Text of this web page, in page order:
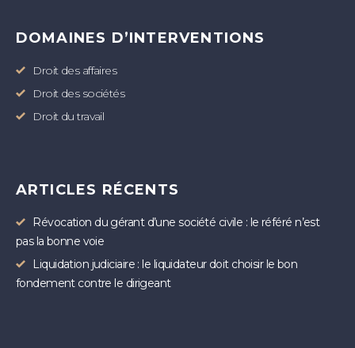
DOMAINES D’INTERVENTIONS
Droit des affaires
Droit des sociétés
Droit du travail
ARTICLES RÉCENTS
Révocation du gérant d’une société civile : le référé n’est
pas la bonne voie
Liquidation judiciaire : le liquidateur doit choisir le bon
fondement contre le dirigeant